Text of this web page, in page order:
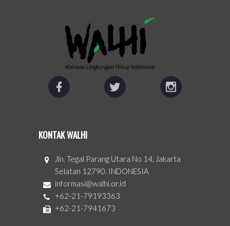
KONTAK WALHI
Jln. Tegal Parang Utara No 14, Jakarta
Selatan 12790. INDONESIA
informasi@walhi.or.id
+62-21-79193363
+62-21-7941673